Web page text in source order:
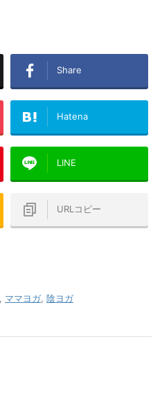
Share
Hatena
LINE
URLコピー
ママヨガ 陰ヨガ